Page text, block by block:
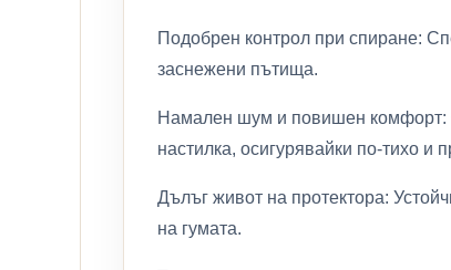
Подобрен контрол при спиране:
заснежени пътища.
Намален шум и повишен комфорт:
настилка, осигурявайки по-тихо и
Дълъг живот на протектора:
на гумата.